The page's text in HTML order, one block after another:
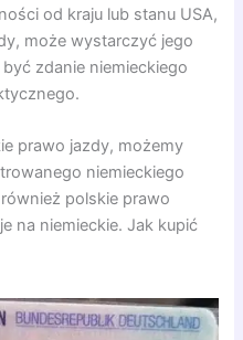
od kraju lub stanu USA,
może wystarczyć jego
zdanie niemieckiego
prawo jazdy, możemy
niemieckiego
polskie prawo
na niemieckie. Jak kupić